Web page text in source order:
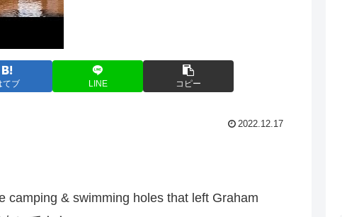
てブ LINE コピー
2022.12.17
camping & swimming holes that left Graham